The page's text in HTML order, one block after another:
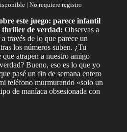
| No requiere registro
este juego: parece infantil
thriller de verdad: Observas a
través de lo que parece un
los números suben. ¿Tu
atrapen a nuestro amigo
Bueno, eso es lo que yo
pasé un fin de semana entero
teléfono murmurando «solo un
de maníaca obsesionada con